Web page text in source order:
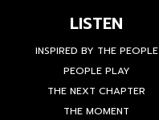
LISTEN
INSPIRED BY THE PEOPLE
PEOPLE PLAY
THE NEXT CHAPTER
THE MOMENT